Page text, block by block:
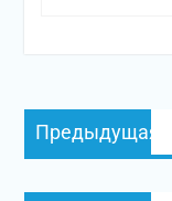
Навигация
по
Предыдущая